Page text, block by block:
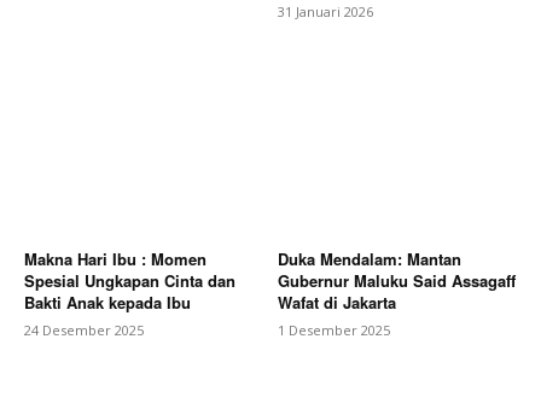
31 Januari 2026
Makna Hari Ibu : Momen
Spesial Ungkapan Cinta dan
Bakti Anak kepada Ibu
24 Desember 2025
Duka Mendalam: Mantan
Gubernur Maluku Said Assagaff
Wafat di Jakarta
1 Desember 2025